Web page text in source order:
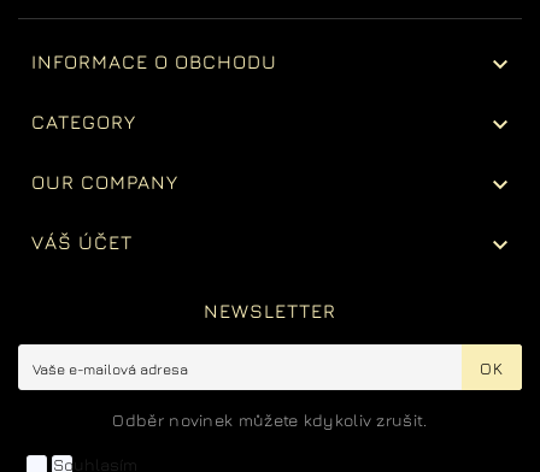
INFORMACE O OBCHODU 
CATEGORY 
OUR COMPANY 
VÁŠ ÚČET 
NEWSLETTER
OK
Odběr novinek můžete kdykoliv zrušit.
Souhlasím